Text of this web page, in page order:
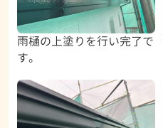
雨樋の上塗りを行い完了で
す。